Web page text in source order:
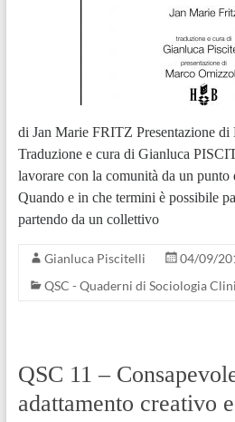
di Jan Marie FRITZ Presentazione
Traduzione e cura di Gianluca
lavorare con la comunità da un
Quando e in che termini è possibile
partendo da un collettivo
Gianluca Piscitelli
04/09/
QSC - Quaderni di Sociologia
QSC 11 –
adattamento creativo